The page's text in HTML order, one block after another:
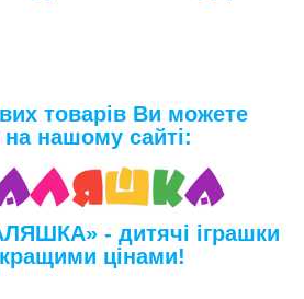
товарів Ви можете
на нашому сайті:
- дитячі іграшки
цінами!